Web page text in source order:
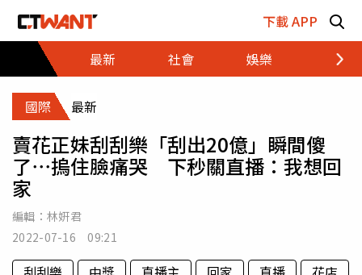
下載 APP
最新
社會 娛樂 財經
國際 最新
賣花正妹刮刮樂「刮出20億」瞬間傻
了⋯摀住臉痛哭 下秒關直播：我想回
家
編輯： 林姸君
2022-07-16 09:21